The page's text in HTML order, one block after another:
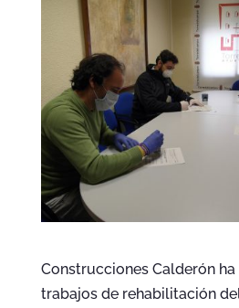
Construcciones Calderón
trabajos de rehabilitación